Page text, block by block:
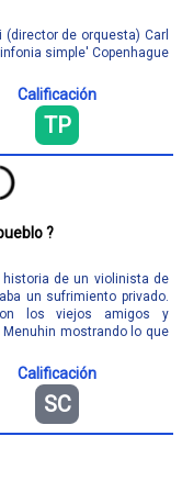
(director de orquesta) Carl
simple' Copenhague
Calificación
TP
?
historia de un violinista de
un sufrimiento privado.
los viejos amigos y
mostrando lo que
Calificación
SC